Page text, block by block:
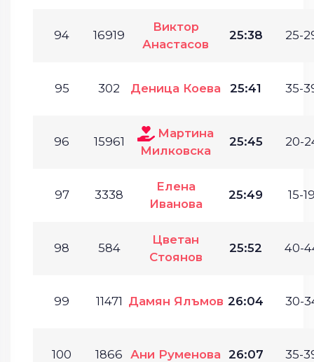
94 16919
Виктор
Анастасов
25:38 25-
95 302 Деница Коева 25:41 35-
96 15961
Мартина
Милковска
25:45 20-
97 3338
Елена
Иванова
25:49 15-
98 584
Цветан
Стоянов
25:52 40-
99 11471 Дамян Ялъмов 26:04 30-
100 1866 Ани Руменова 26:07 35-